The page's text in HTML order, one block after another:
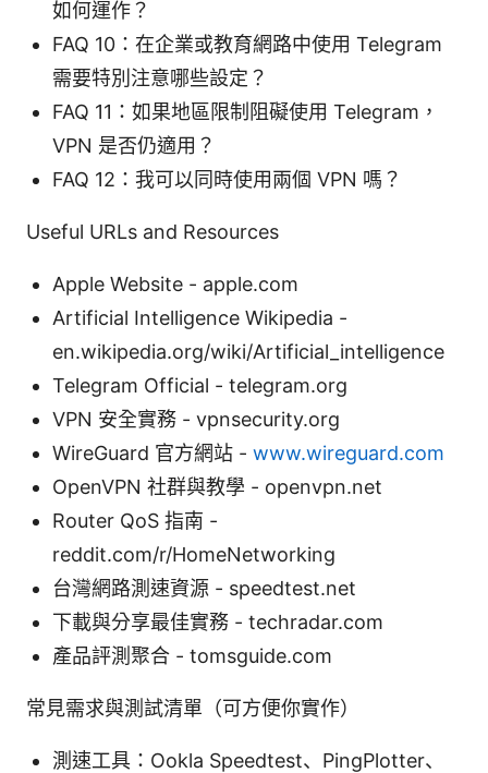
如何運作？
FAQ 10：在企業或教育網路中使用 Telegram
需要特別注意哪些設定？
FAQ 11：如果地區限制阻礙使用 Telegram，
VPN 是否仍適用？
FAQ 12：我可以同時使用兩個 VPN 嗎？
Useful URLs and Resources
Apple Website - apple.com
Artificial Intelligence Wikipedia -
en.wikipedia.org/wiki/Artificial_intelligence
Telegram Official - telegram.org
VPN 安全實務 - vpnsecurity.org
WireGuard 官方網站 - www.wireguard.com
OpenVPN 社群與教學 - openvpn.net
Router QoS 指南 -
reddit.com/r/HomeNetworking
台灣網路測速資源 - speedtest.net
下載與分享最佳實務 - techradar.com
產品評測聚合 - tomsguide.com
常見需求與測試清單（可方便你實作）
測速工具：Ookla Speedtest、PingPlotter、